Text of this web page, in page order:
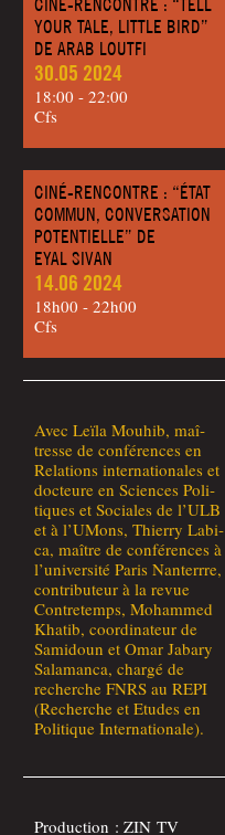
CINÉ-RENCONTRE : “TELL
YOUR TALE, LITTLE BIRD”
DE ARAB LOUTFI
30.05 2024
18:00 - 22:00
Cfs
CINÉ-RENCONTRE : “ÉTAT
COMMUN, CONVERSATION
POTENTIELLE” DE
EYAL SIVAN
14.06 2024
18h00 - 22h00
Cfs
Avec Leï­la Mou­hib, maî­
tresse de confé­rences en
Rela­tions inter­na­tio­nales et
doc­teure en Sciences Poli­
tiques et Sociales de l’ULB
et à l’UMons, Thier­ry Labi­
ca, maître de confé­rences à
l’u­ni­ver­si­té Paris Nan­terrre,
contri­bu­teur à la revue
Contre­temps, Moham­med
Kha­tib, coor­di­na­teur de
Sami­doun et Omar Jaba­ry
Sala­man­ca, char­gé de
recherche FNRS au REPI
(Recherche et Etudes en
Poli­tique Internationale).
Pro­duc­tion : ZIN TV